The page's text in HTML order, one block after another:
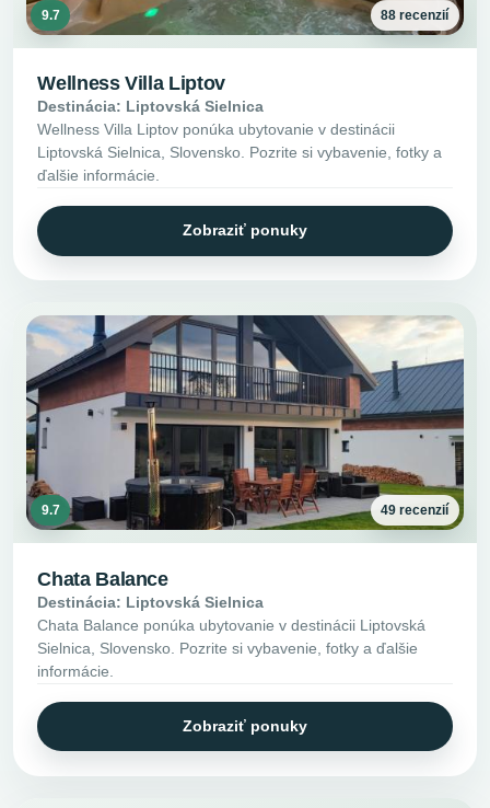
9.7 88 recenzií
Wellness Villa Liptov
Destinácia: Liptovská Sielnica
Wellness Villa Liptov ponúka ubytovanie v destinácii
Liptovská Sielnica, Slovensko. Pozrite si vybavenie, fotky a
ďalšie informácie.
Zobraziť ponuky
9.7 49 recenzií
Chata Balance
Destinácia: Liptovská Sielnica
Chata Balance ponúka ubytovanie v destinácii Liptovská
Sielnica, Slovensko. Pozrite si vybavenie, fotky a ďalšie
informácie.
Zobraziť ponuky